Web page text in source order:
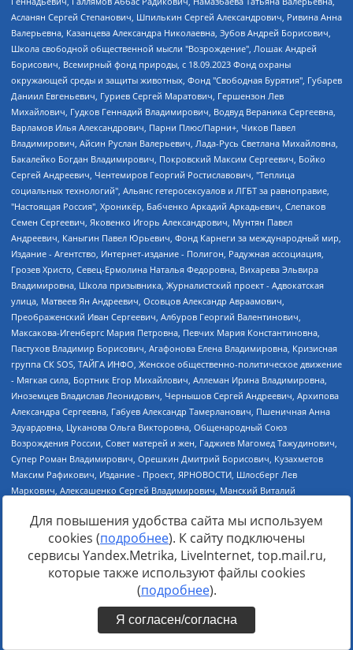
Для повышения удобства сайта мы используем
cookies (подробнее). К сайту подключены
сервисы Yandex.Metrika, LiveInternet, top.mail.ru,
которые также используют файлы cookies
(подробнее).
Я согласен/согласна